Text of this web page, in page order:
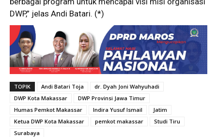
DWP,” jelas Andi Batari. (*)
TOPIK Andi Batari Toja
dr. Dyah Joni Wahyuhadi
DWP Kota Makassar
DWP Provinsi Jawa Timur
Humas Pemkot Makassar
Indira Yusuf Ismail
Jatim
Ketua DWP Kota Makassar
pemkot makassar
Studi Tiru
Surabaya